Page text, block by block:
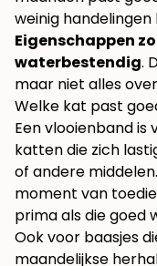
weinig handelingen
Eigenschappen
waterbestendig.
maar niet alles
Welke kat past
Een vlooienband is
katten die zich
of andere
moment van
prima als die goed
Ook voor baasjes
maandelijkse